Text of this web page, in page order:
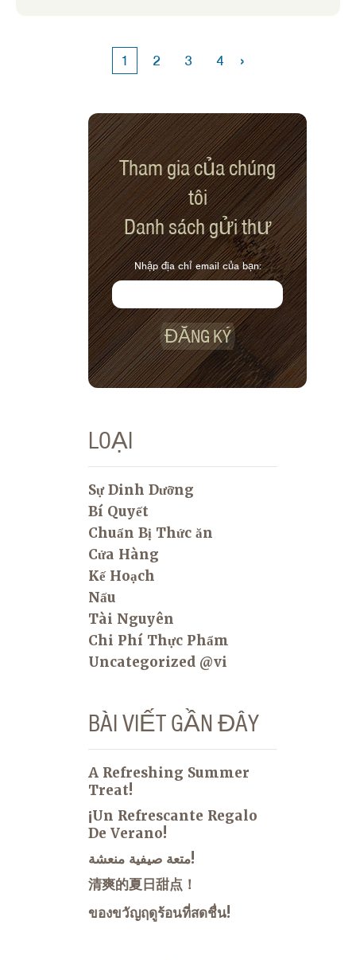
1 2 3 4 ›
Tham gia của chúng
tôi
Danh sách gửi thư
Nhập địa chỉ email của bạn:
ĐĂNG KÝ
LOẠI
Sự Dinh Dưỡng
Bí Quyết
Chuẩn Bị Thức ăn
Cửa Hàng
Kế Hoạch
Nấu
Tài Nguyên
Chi Phí Thực Phẩm
Uncategorized @vi
BÀI VIẾT GẦN ĐÂY
A Refreshing Summer
Treat!
¡Un Refrescante Regalo
De Verano!
متعة صيفية منعشة!
清爽的夏日甜点！
ของขวัญฤดูร้อนที่สดชื่น!